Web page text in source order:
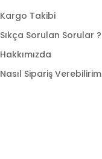
Kargo Takibi
Sıkça Sorulan Sorular ?
Hakkımızda
Nasıl Sipariş Verebilirim